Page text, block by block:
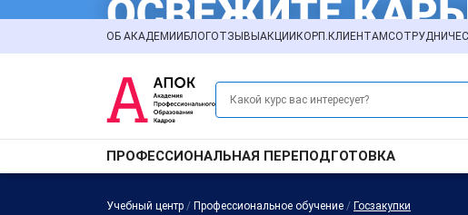
ОБ АКАДЕМИИ БЛОГОТЗЫВЫ АКЦИИ КОРП.КЛИЕНТАМ
ПРОФЕССИОНАЛЬНАЯ ПЕРЕПОДГОТОВКА
Учебный центр / Профессиональное обучение / Госзакупки